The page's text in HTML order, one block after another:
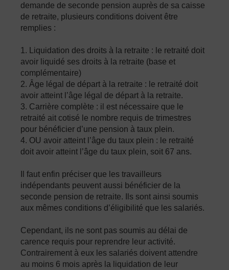
demande de seconde pension auprès de sa caisse
de retraite, plusieurs conditions doivent être
remplies :
1. Liquidation des droits à la retraite : le retraité doit
avoir liquidé ses droits à la retraite (base et
complémentaire)
2. Âge légal de départ à la retraite : le retraité doit
avoir atteint l’âge légal de départ à la retraite.
3. Carrière complète : il est nécessaire que le
retraité ait cotisé le nombre requis de trimestres
pour bénéficier d’une pension à taux plein.
4. OU avoir atteint l’âge du taux plein : le retraité
doit avoir atteint l’âge du taux plein, soit 67 ans.
Il faut enfin préciser que les travailleurs
indépendants peuvent aussi bénéficier de la
seconde pension de retraite. Ils sont ainsi soumis
aux mêmes conditions d’éligibilité que les salariés.
Cependant, ils ne sont pas soumis au délai de
carence requis pour reprendre leur activité.
Contrairement à eux les salariés doivent attendre
au moins 6 mois après la liquidation de leur